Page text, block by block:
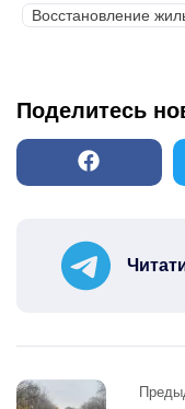
Восстановление
Поделитесь
Post